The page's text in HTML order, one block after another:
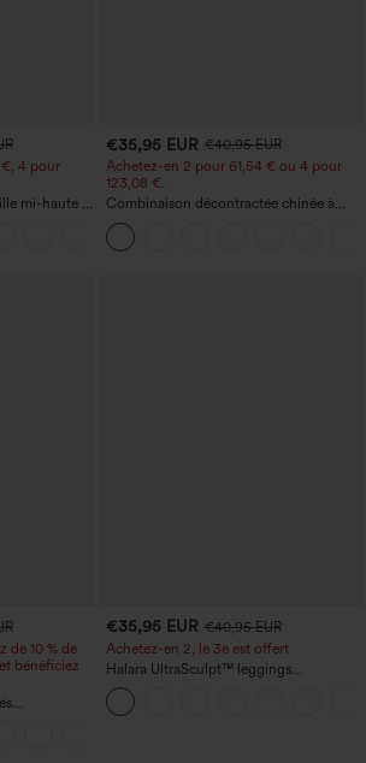
4 pour
mi-haute à
rapide,
€35,95 EUR €40,95 EUR
Achetez-en 2 pour 61,54 € ou 4 pour
123,08 €.
Combinaison décontractée chinée à
bretelles réglables, fronces et jambes
larges, avec poches — facile comme
tout
de 10 % de
bénéficiez
à jambe
poches
€35,95 EUR €40,95 EUR
Achetez-en 2, le 3e est offert
Halara UltraSculpt™ leggings
d'entraînement taille haute — fronces
liftantes pour le fessier, maintien gainant
du ventre et poche